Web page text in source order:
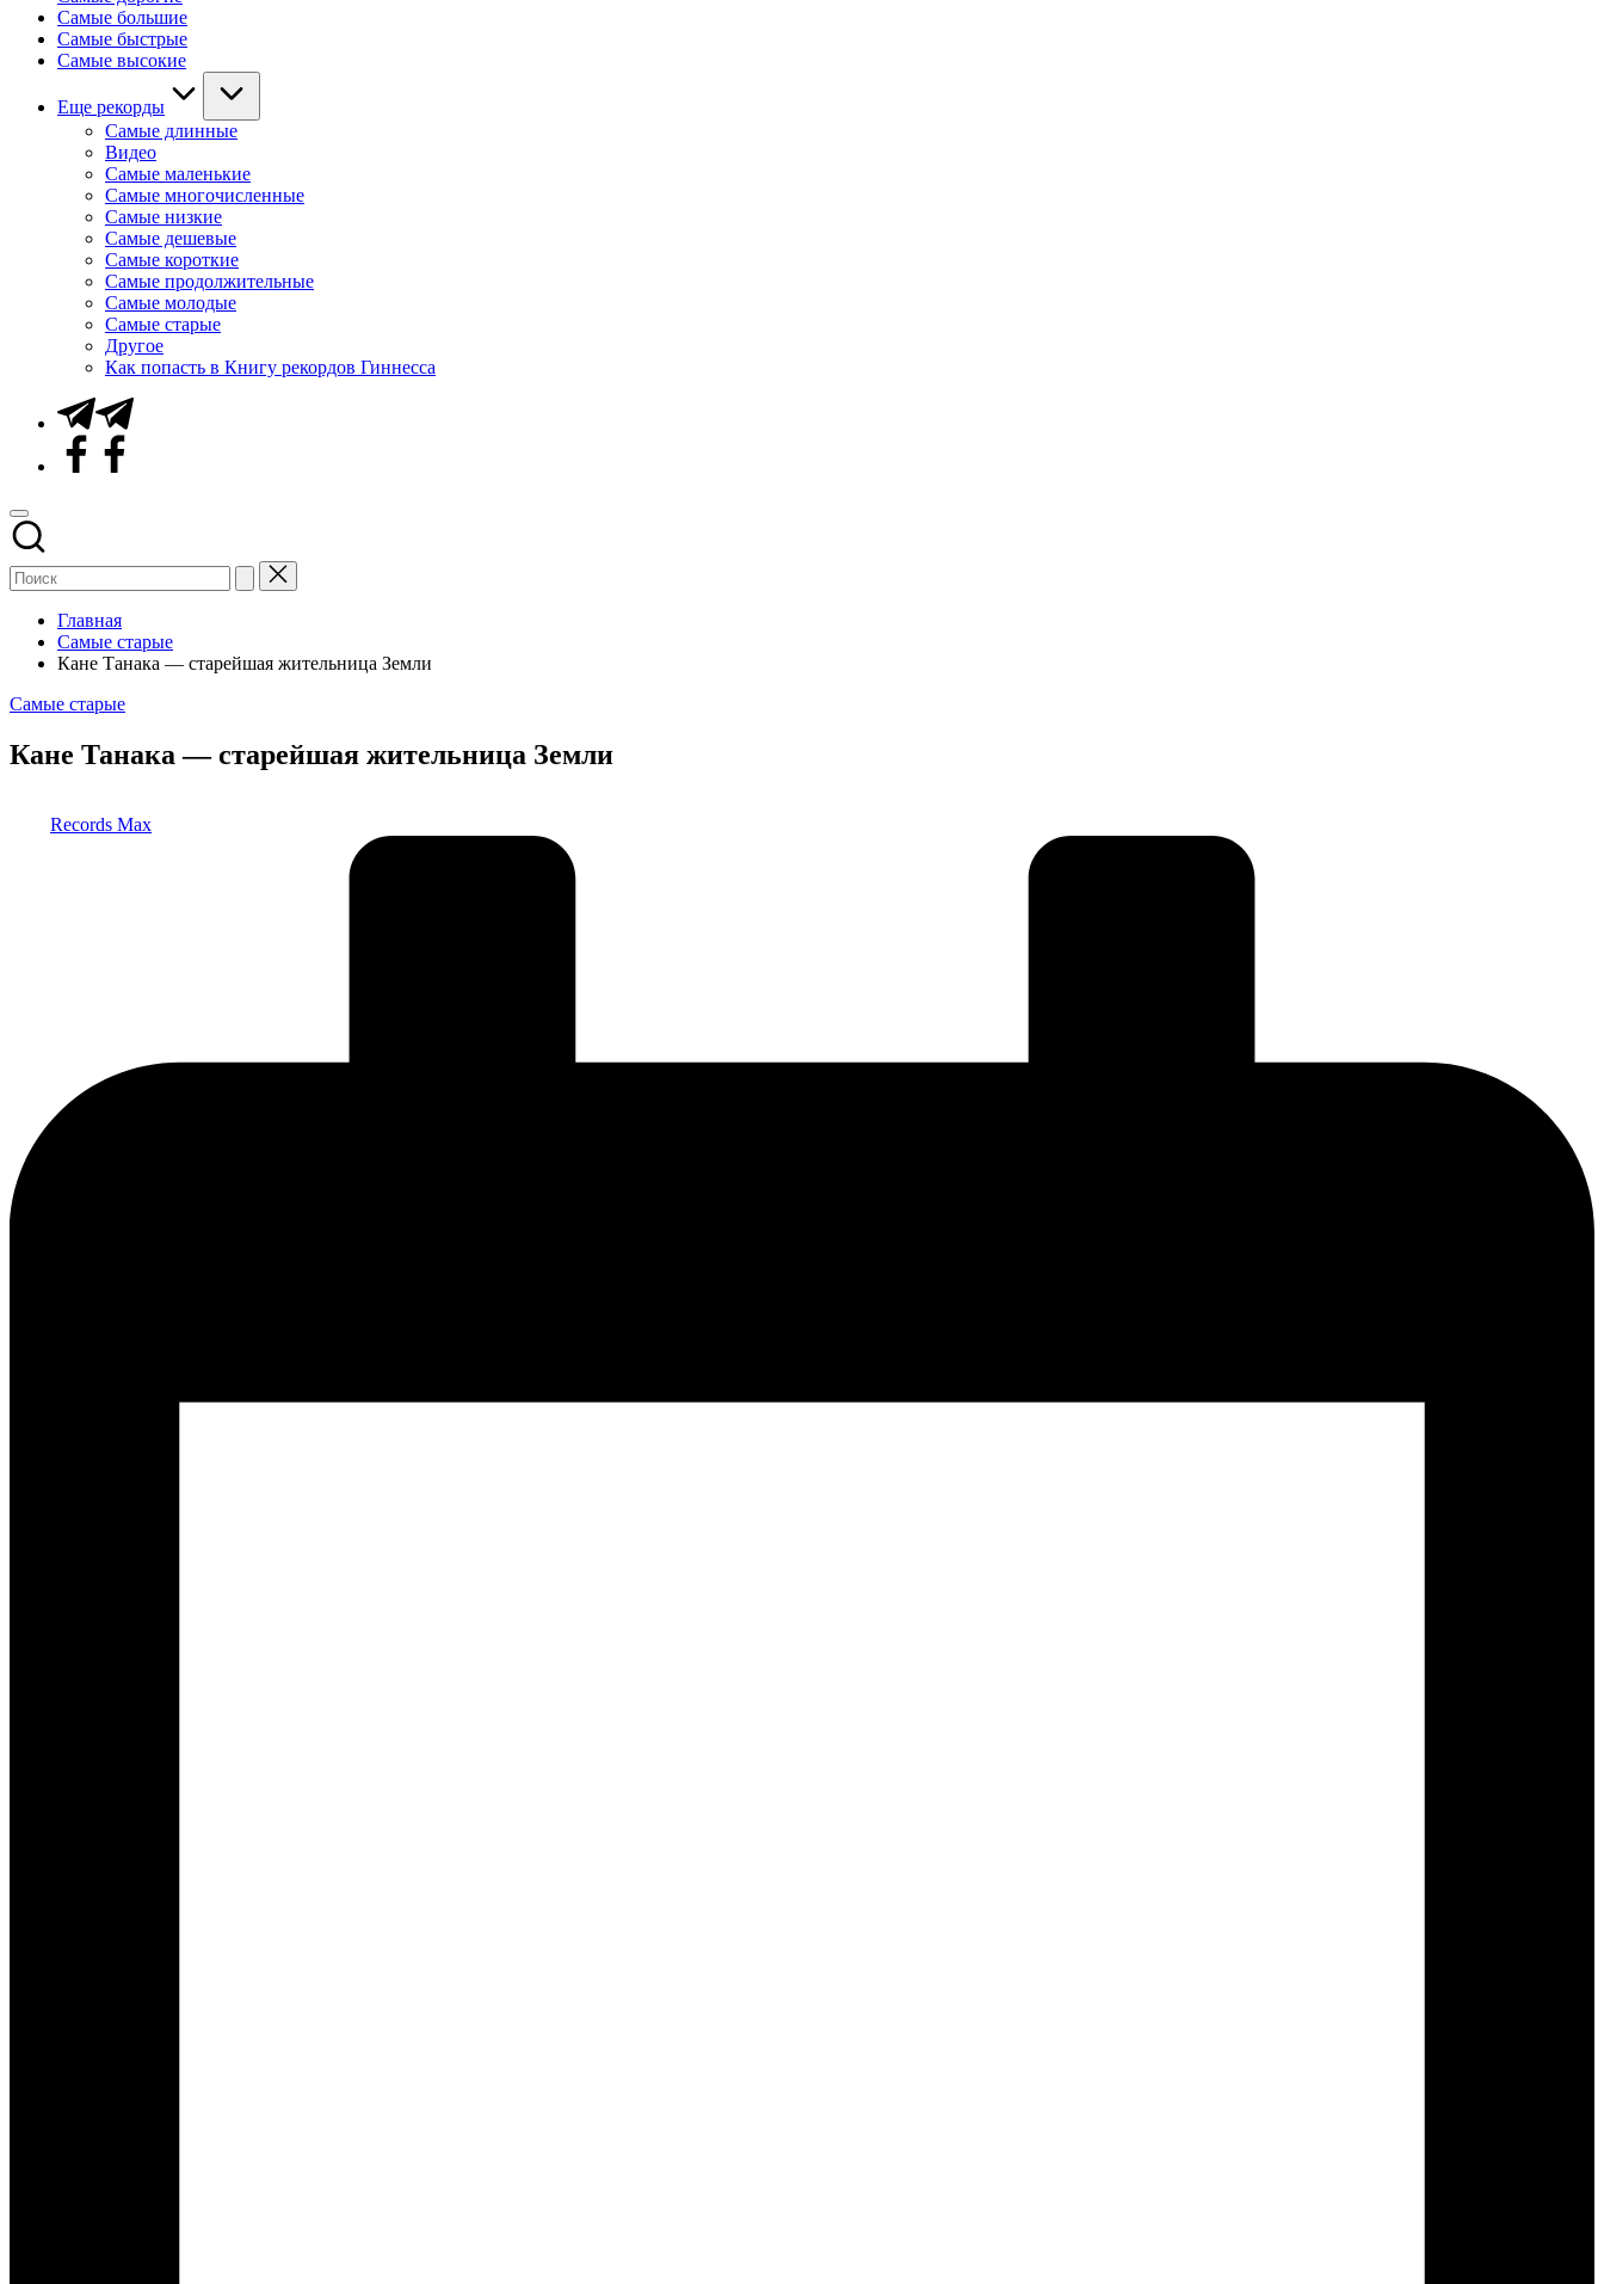
Самые большие
Самые быстрые
Самые высокие
Еще рекорды
Самые длинные
Видео
Самые маленькие
Самые многочисленные
Самые низкие
Самые дешевые
Самые короткие
Самые продолжительные
Самые молодые
Самые старые
Другое
Как попасть в Книгу рекордов Гиннесса
Telegram
Facebook
Главная
Самые старые
Кане Танака — старейшая жительница Земли
Опубликовано
Самые старые
Кане Танака — старейшая жительница Земли
Records Max